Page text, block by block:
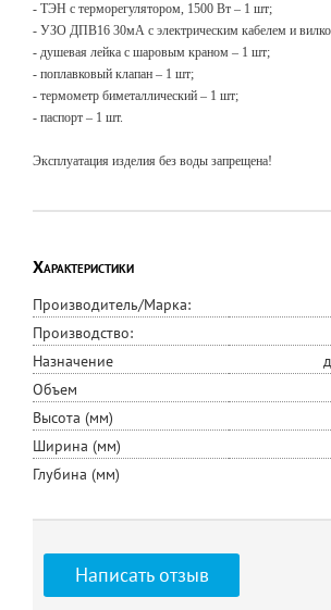
- ТЭН с терморегулятором, 1500 Вт – 1 шт;
- УЗО ДПВ16 30мА с электрическим кабелем и
- душевая лейка с шаровым краном – 1 шт;
- поплавковый клапан – 1 шт;
- термометр биметаллический – 1 шт;
- паспорт – 1 шт.
Эксплуатация изделия без воды запрещена!
Характеристики
Производитель/Марка:
Производство:
Назначение
Объем
Высота (мм)
Ширина (мм)
Глубина (мм)
Написать отзыв